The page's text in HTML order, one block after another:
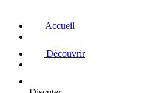
Accueil
Découvrir